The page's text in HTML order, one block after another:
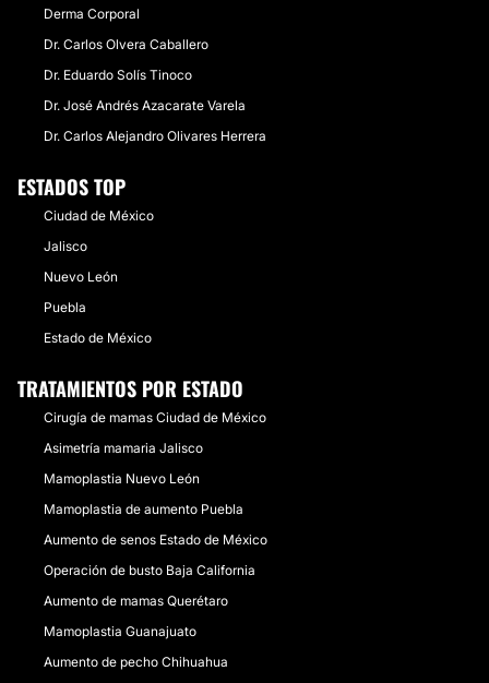
Derma Corporal
Dr. Carlos Olvera Caballero
Dr. Eduardo Solís Tinoco
Dr. José Andrés Azacarate Varela
Dr. Carlos Alejandro Olivares Herrera
ESTADOS TOP
Ciudad de México
Jalisco
Nuevo León
Puebla
Estado de México
TRATAMIENTOS POR ESTADO
Cirugía de mamas Ciudad de México
Asimetría mamaria Jalisco
Mamoplastia Nuevo León
Mamoplastia de aumento Puebla
Aumento de senos Estado de México
Operación de busto Baja California
Aumento de mamas Querétaro
Mamoplastia Guanajuato
Aumento de pecho Chihuahua